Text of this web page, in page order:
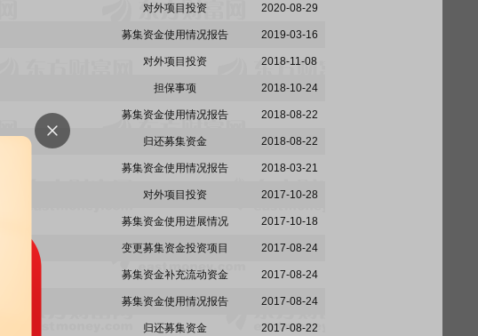
对外项目投资 2020-08-29
募集资金使用情况报告 2019-03-16
对外项目投资 2018-11-08
担保事项 2018-10-24
募集资金使用情况报告 2018-08-22
归还募集资金 2018-08-22
募集资金使用情况报告 2018-03-21
对外项目投资 2017-10-28
募集资金使用进展情况 2017-10-18
变更募集资金投资项目 2017-08-24
募集资金补充流动资金 2017-08-24
募集资金使用情况报告 2017-08-24
归还募集资金 2017-08-22